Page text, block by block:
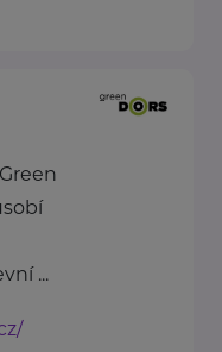
...